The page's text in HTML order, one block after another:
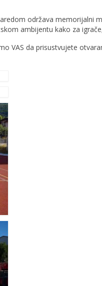
održava memorijalni
ambijentu kako za
VAS da prisustvujete